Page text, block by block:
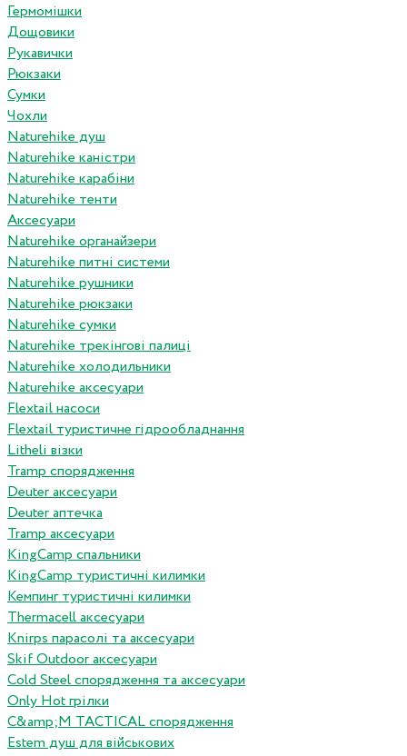
Гермомішки
Дощовики
Рукавички
Рюкзаки
Сумки
Чохли
Naturehike душ
Naturehike каністри
Naturehike карабіни
Naturehike тенти
Аксесуари
Naturehike органайзери
Naturehike питні системи
Naturehike рушники
Naturehike рюкзаки
Naturehike сумки
Naturehike трекінгові палиці
Naturehike холодильники
Naturehike аксесуари
Flextail насоси
Flextail туристичне гідрообладнання
Litheli візки
Tramp спорядження
Deuter аксесуари
Deuter аптечка
Tramp аксесуари
KingCamp спальники
KingCamp туристичні килимки
Кемпинг туристичні килимки
Thermacell аксесуари
Knirps парасолі та аксесуари
Skif Outdoor аксесуари
Cold Steel спорядження та аксесуари
Only Hot грілки
C&amp;M TACTICAL спорядження
Estem душ для військових